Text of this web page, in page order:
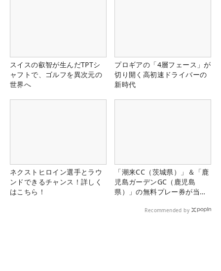
スイスの叡智が生んだTPTシ
ャフトで、ゴルフを異次元の
世界へ
プロギアの「4層フェース」が
切り開く高初速ドライバーの
新時代
ネクストヒロイン選手とラウ
ンドできるチャンス！詳しく
はこちら！
「潮来CC（茨城県）」＆「鹿
児島ガーデンGC（鹿児島
県）」の無料プレー券が当た
Recommended by